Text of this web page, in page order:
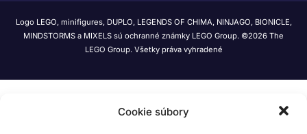
Cookie súbory
Logo LEGO, minifigures, DUPLO, LEGENDS OF CHIMA, NINJAGO, BIONICLE,
MINDSTORMS a MIXELS sú ochranné známky LEGO Group. ©2026 The
LEGO Group. Všetky práva vyhradené